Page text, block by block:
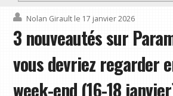
Nolan Girault le 17 janvier 2026
3 nouveautés sur
vous devriez regarder
week-end (16-18